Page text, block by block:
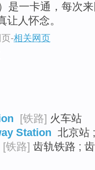
是一卡通，每次
让人怀念。
-相关网页
[铁路] 火车站
Station 北京站
[铁路] 齿轨铁路 ;